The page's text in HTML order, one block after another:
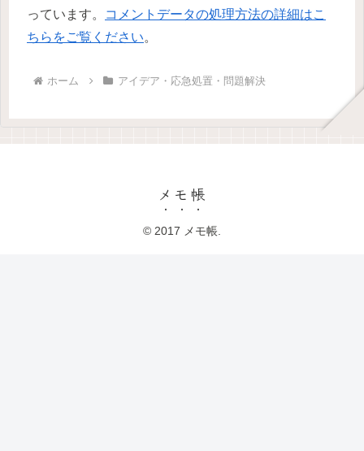
っています。
コメントデータの処理方法の詳細はこ
ちらをご覧ください。
ホーム アイデア・応急処置・問題解決
メモ帳
© 2017 メモ帳.